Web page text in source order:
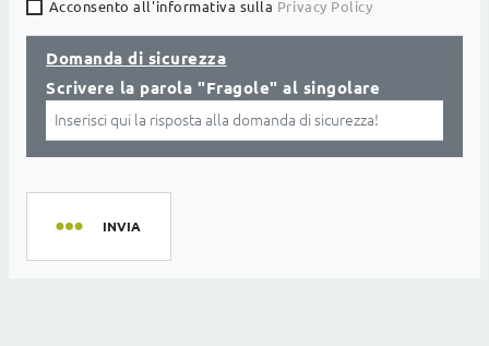
Acconsento all'informativa sulla Privacy Policy
Domanda di sicurezza
Scrivere la parola "Fragole" al singolare
INVIA